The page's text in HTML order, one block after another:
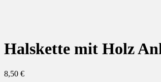
Halskette mit Holz
8,50 €